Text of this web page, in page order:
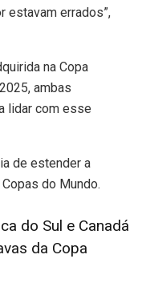
estavam errados”,
na Copa
ambas
lidar com esse
de estender a
do Mundo.
do Sul e Canadá
da Copa